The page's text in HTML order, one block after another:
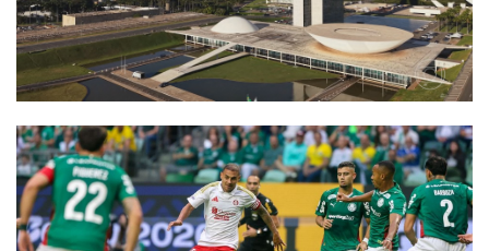
2 noticias
Rio das Ostras abre seleção
para intérpretes de Libras
com salário de R$ 2,2 mil